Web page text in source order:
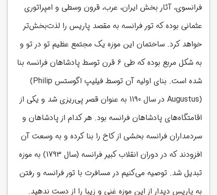
فرانسوی، آثار بخش ایران، عرب، قرون وسطی و امپراتوری
عثمانی بوده که تور فرانسه به مقصد پاریس را لذت‌بخش‌تر
خواهد کرد. ساختمان این موزه یک مجتمع عظیم تو در تو و
به شکل مربع بوده که طی 6 قرن توسط پادشاهان فرانسه بنا
شده است. بنای اولیه آن توسط فیلیپ اگوستس (Philip
Augustus)
در سال 1190 به عنوان قصر پی‌ریزی شد و یکی از
اقامتگاه‌های پادشاهان فرانسه بود. هر کدام از پادشاهان و
سردمداران فرانسه بخشی از کاخ را بنا کرده و به وسعت آن
افزودند که در دوران انقلاب کبیر فرانسه (سال 1793) به موزه
تبدیل شد. توصیه می‌کنیم در مسافرت با تور فرانسه و رفتن
به پاریس دیدار از این موزه غنی و زیبا را از دست ندهید.